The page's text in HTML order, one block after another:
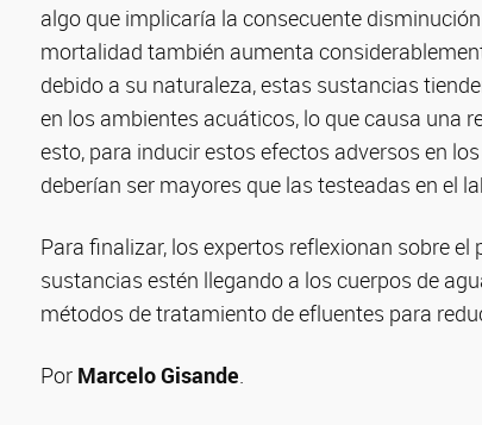
algo que implicaría la consecuente
mortalidad también aumenta
debido a su naturaleza, estas sustancias
en los ambientes acuáticos, lo que causa una
esto, para inducir estos efectos adversos en
deberían ser mayores que las testeadas en el
Para finalizar, los expertos reflexionan sobre
sustancias estén llegando a los cuerpos de
métodos de tratamiento de efluentes para
Por Marcelo Gisande.